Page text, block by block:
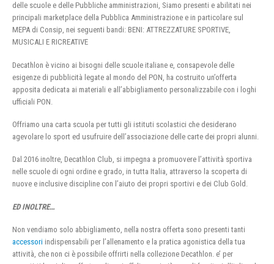
delle scuole e delle Pubbliche amministrazioni, Siamo presenti e abilitati nei
principali marketplace della Pubblica Amministrazione e in particolare sul
MEPA di Consip, nei seguenti bandi: BENI: ATTREZZATURE SPORTIVE,
MUSICALI E RICREATIVE
Decathlon è vicino ai bisogni delle scuole italiane e, consapevole delle
esigenze di pubblicità legate al mondo del PON, ha costruito un’offerta
apposita dedicata ai materiali e all’abbigliamento personalizzabile con i loghi
ufficiali PON.
Offriamo una carta scuola per tutti gli istituti scolastici che desiderano
agevolare lo sport ed usufruire dell’associazione delle carte dei propri alunni.
Dal 2016 inoltre, Decathlon Club, si impegna a promuovere l’attività sportiva
nelle scuole di ogni ordine e grado, in tutta Italia, attraverso la scoperta di
nuove e inclusive discipline con l’aiuto dei propri sportivi e dei Club Gold.
ED INOLTRE…
Non vendiamo solo abbigliamento, nella nostra offerta sono presenti tanti
accessori indispensabili per l’allenamento e la pratica agonistica della tua
attività, che non ci è possibile offrirti nella collezione Decathlon. e’ per